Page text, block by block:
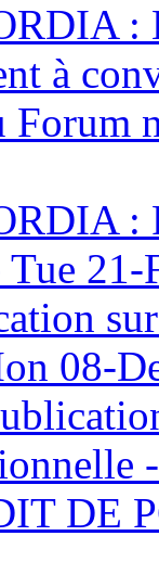
:
à
Forum
:
21-
08-
DE